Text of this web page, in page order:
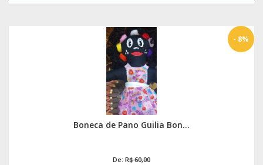
Boneca de Pano Guilia Bon...
De: R$ 60,00
- 8%